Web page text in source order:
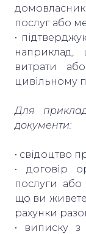
послуг або
•
витрати
цивільному
Для
документи:
• свідоцтво
• договір
послуги
що ви
рахунки
• виписку з